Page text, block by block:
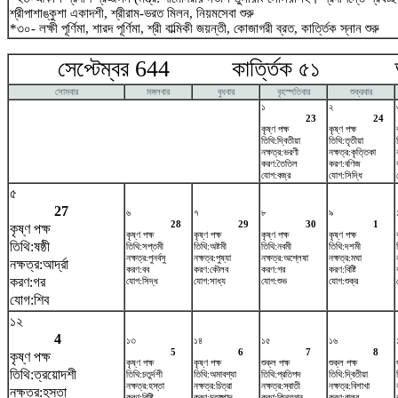
শ্রীপাশাঙ্কুশা একাদশী, শ্রীরাম-ভরত মিলন, নিয়মসেবা শুরু
*৩০- লক্ষী পূর্ণিমা, শারদ পূর্ণিমা, শ্রী বাল্মিকী জয়ন্তী, কোজাগরী ব্রত, কার্ত্তিক স্নান শুরু
সেপ্টেম্বর 644 কার্ত্তিক ৫১
সোমবার মঙ্গলবার বুধবার বৃহস্পতিবার
শুক্রবার
১
23
কৃষ্ণ পক্ষ
তিথি:দ্বিতীয়া
নক্ষত্র:ভরণী
করণ:তৈতিল
যোগ:বজ্র
২
24
কৃষ্ণ পক্ষ
তিথি:তৃতীয়া
নক্ষত্র:কৃত্তিকা
করণ:বণিজ
যোগ:সিদ্ধি
৫
27
কৃষ্ণ পক্ষ
তিথি:ষষ্ঠী
নক্ষত্র:আর্দ্রা
করণ:গর
যোগ:শিব
৬
28
কৃষ্ণ পক্ষ
তিথি:সপ্তমী
নক্ষত্র:পুনর্বসু
করণ:বব
যোগ:সিদ্ধ
৭
29
কৃষ্ণ পক্ষ
তিথি:অষ্টমী
নক্ষত্র:পুষ্যা
করণ:কৌলব
যোগ:সাধ্য
৮
30
কৃষ্ণ পক্ষ
তিথি:নবমী
নক্ষত্র:অশ্লেষা
করণ:গর
যোগ:শুভ
৯
1
কৃষ্ণ পক্ষ
তিথি:দশমী
নক্ষত্র:মঘা
করণ:বিষ্টি
যোগ:শুক্র
১২
4
কৃষ্ণ পক্ষ
তিথি:ত্রয়োদশী
নক্ষত্র:হস্তা
১৩
5
কৃষ্ণ পক্ষ
তিথি:চতুর্দশী
নক্ষত্র:হস্তা
১৪
6
কৃষ্ণ পক্ষ
তিথি:অমাবশ্যা
নক্ষত্র:চিত্রা
১৫
7
শুক্ল পক্ষ
তিথি:প্রতিপদ
নক্ষত্র:স্বাতী
১৬
8
শুক্ল পক্ষ
তিথি:দ্বিতীয়া
নক্ষত্র:বিশাখা